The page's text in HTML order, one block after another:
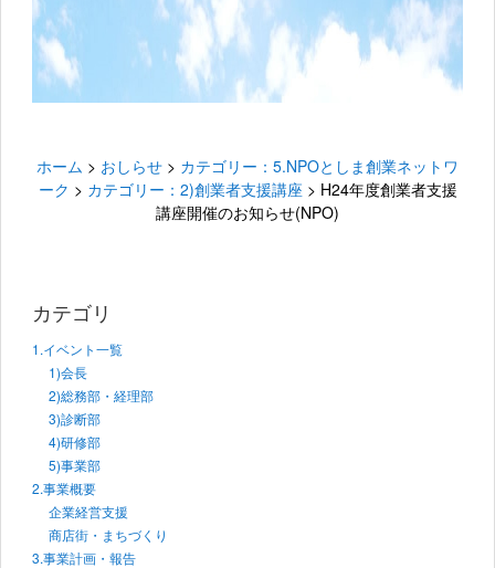
ホーム > おしらせ > カテゴリー：5.NPOとしま創業ネットワ
ーク > カテゴリー：2)創業者支援講座 > H24年度創業者支援
講座開催のお知らせ(NPO)
カテゴリ
1.イベント一覧
1)会長
2)総務部・経理部
3)診断部
4)研修部
5)事業部
2.事業概要
企業経営支援
商店街・まちづくり
3.事業計画・報告